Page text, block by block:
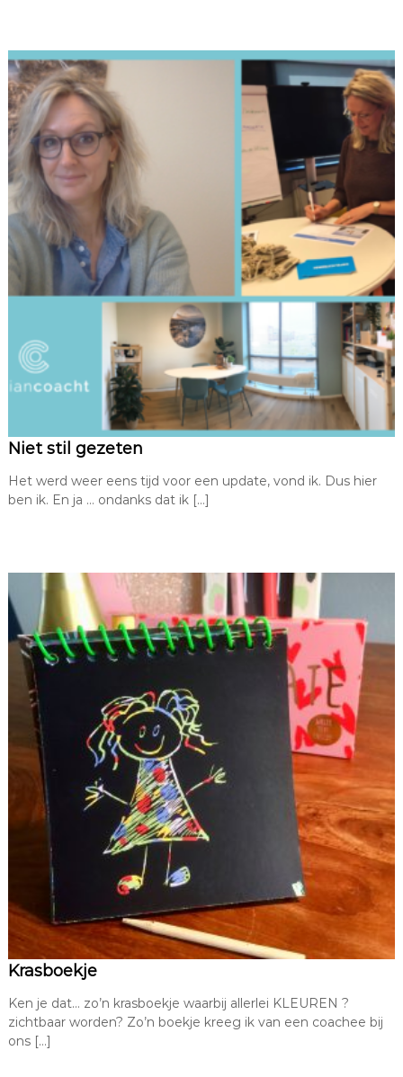
Niet stil gezeten
Het werd weer eens tijd voor een update, vond ik. Dus hier
ben ik. En ja … ondanks dat ik […]
Krasboekje
Ken je dat… zo’n krasboekje waarbij allerlei KLEUREN ?
zichtbaar worden? Zo’n boekje kreeg ik van een coachee bij
ons […]